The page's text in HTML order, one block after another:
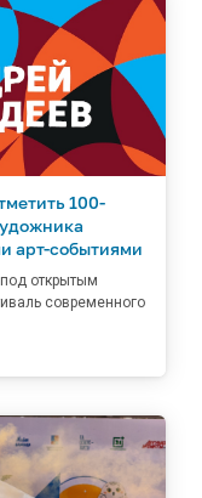
100-
арт-событиями
открытым
современного